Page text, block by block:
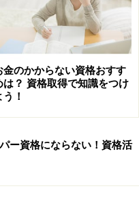
報」では、各雑誌の概
読み感覚でチェックして
ンターネット」「口コ
金のかからない資格おすす
は？ 資格取得で知識をつけ
う！
ー資格にならない！資格活